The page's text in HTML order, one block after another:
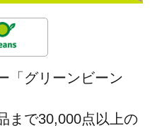
「グリーンビーン
まで30,000点以上の